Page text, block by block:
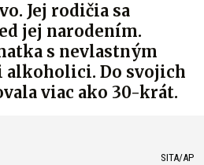
Jej rodičia sa
jej narodením.
s nevlastným
alkoholici. Do svojich
viac ako 30-krát.
SITA/AP